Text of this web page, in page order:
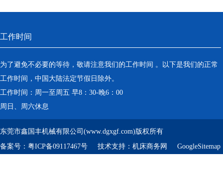
工作时间
为了避免不必要的等待，敬请注意我们的工作时间 。以下是我们的正常
工作时间，中国大陆法定节假日除外。
工作时间：周一至周五 早8：30-晚6：00
周日、周六休息
东莞市鑫国丰机械有限公司(www.dgxgf.com)版权所有
备案号： 粤ICP备09117467号 技术支持： 机床商务网 GoogleSitemap